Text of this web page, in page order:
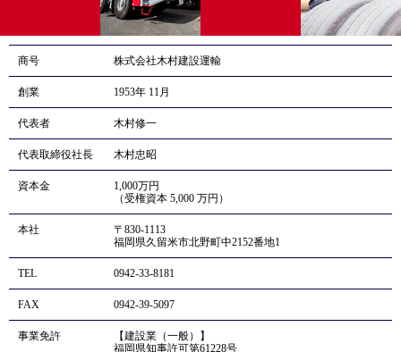
商号 株式会社木村建設運輸
創業 1953年 11月
代表者 木村修一
代表取締役社長 木村忠昭
資本金
1,000万円
（受権資本 5,000 万円）
本社
〒830-1113
福岡県久留米市北野町中2152番地1
TEL 0942-33-8181
FAX 0942-39-5097
事業免許
【建設業（一般）】
福岡県知事許可第61228号